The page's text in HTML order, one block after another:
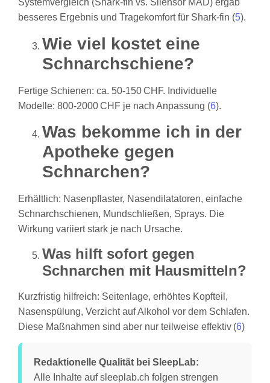
Systemvergleich (Shark‑fin vs. Silensor MAD) ergab
besseres Ergebnis und Tragekomfort für Shark‑fin (5).
Wie viel kostet eine
Schnarchschiene?
Fertige Schienen: ca. 50-150 CHF. Individuelle
Modelle: 800-2000 CHF je nach Anpassung (6).
Was bekomme ich in der
Apotheke gegen
Schnarchen?
Erhältlich: Nasenpflaster, Nasendilatatoren, einfache
Schnarchschienen, Mundschließen, Sprays. Die
Wirkung variiert stark je nach Ursache.
Was hilft sofort gegen
Schnarchen mit Hausmitteln?
Kurzfristig hilfreich: Seitenlage, erhöhtes Kopfteil,
Nasenspülung, Verzicht auf Alkohol vor dem Schlafen.
Diese Maßnahmen sind aber nur teilweise effektiv (6)
Redaktionelle Qualität bei SleepLab:
Alle Inhalte auf sleeplab.ch folgen strengen